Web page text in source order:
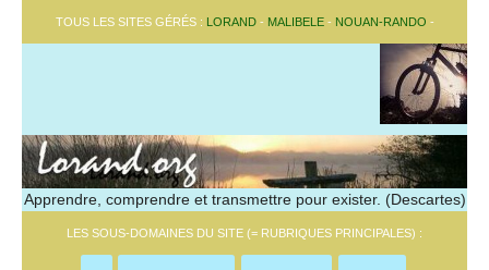
TOUS LES SITES GÉRÉS : LORAND- MALIBELE- NOUAN-RANDO -
Apprendre, comprendre et transmettre pour exister. (Descartes)
LES SOUS-DOMAINES DU SITE (= RUBRIQUES PRINCIPALES) :